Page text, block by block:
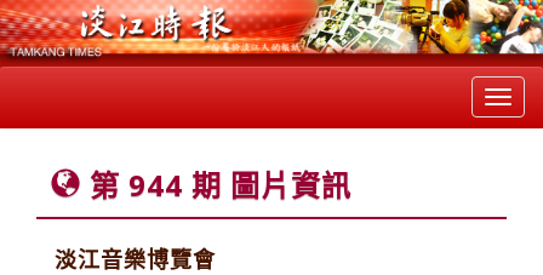
第 944 期 圖片資訊
淡江音樂博覽會